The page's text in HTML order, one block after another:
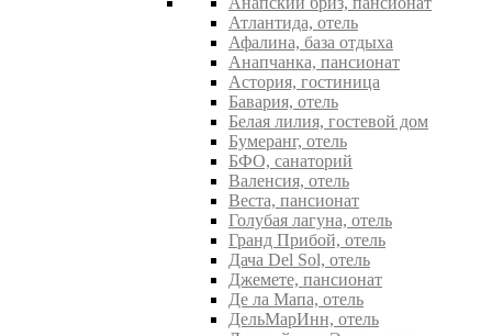
Атлантида, отель
Афалина, база отдыха
Анапчанка, пансионат
Астория, гостиница
Бавария, отель
Белая лилия, гостевой дом
Бумеранг, отель
БФО, санаторий
Валенсия, отель
Веста, пансионат
Голубая лагуна, отель
Гранд Прибой, отель
Дача Del Sol, отель
Джемете, пансионат
Де ла Мапа, отель
ДельМарИнн, отель